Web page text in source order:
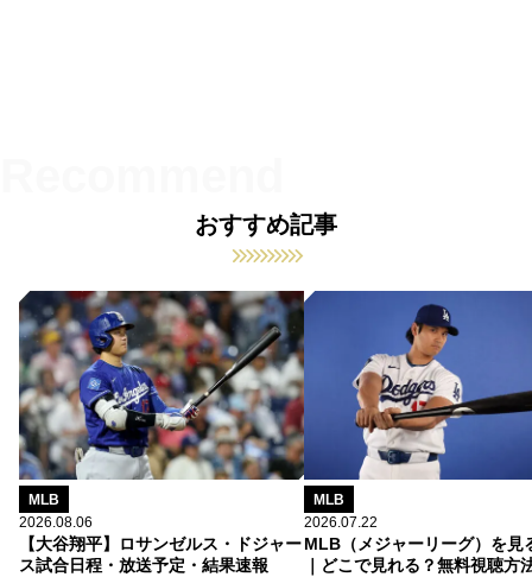
おすすめ記事
MLB
2026.08.06
【大谷翔平】ロサンゼルス・ドジャー
ス試合日程・放送予定・結果速報
MLB
2026.07.22
MLB（メジャーリーグ）を見
｜どこで見れる？無料視聴方